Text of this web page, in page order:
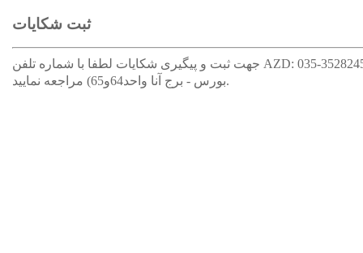
ثبت شکایات
جهت ثبت و پیگیری شکایات لطفا با شماره تلفن AZD: 035-35282454-56 تماس حاصل نموده یا به آدرس (يزد- بلوارجمهوري- کوچه شرق- ساختمان
بورس - برج آنا واحد64و65) مراجعه نمایید.